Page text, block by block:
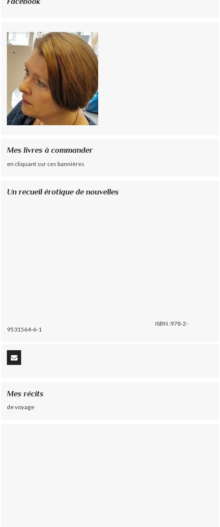
Mes livres à commander
en cliquant sur ces bannières
Un recueil érotique de nouvelles
ISBN :978-2-
9531564-6-1
Mes récits
de voyage